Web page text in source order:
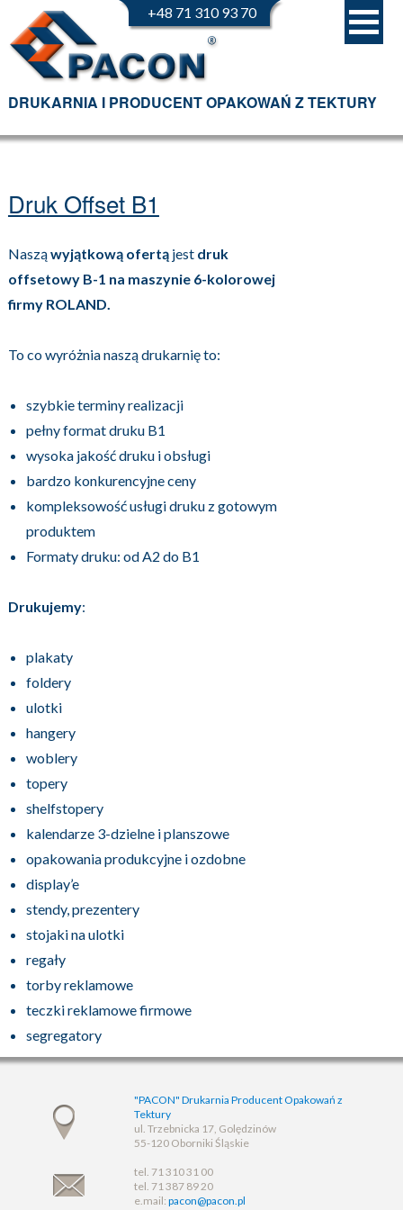
+48 71 310 93 70
DRUKARNIA I PRODUCENT OPAKOWAŃ Z TEKTURY
Druk Offset B1
Nasząwyjątkową ofertąjest druk
offsetowy B-1 na maszynie 6-kolorowej
firmy ROLAND.
To co wyróżnia naszą drukarnię to:
szybkie terminy realizacji
pełny format druku B1
wysoka jakość druku i obsługi
bardzo konkurencyjne ceny
kompleksowość usługi druku z gotowym
produktem
Formaty druku: od A2 do B1
Drukujemy:
plakaty
foldery
ulotki
hangery
woblery
topery
shelfstopery
kalendarze 3-dzielne i planszowe
opakowania produkcyjne i ozdobne
display’e
stendy, prezentery
stojaki na ulotki
regały
torby reklamowe
teczki reklamowe firmowe
segregatory
"PACON" Drukarnia Producent Opakowań z
Tektury
ul. Trzebnicka 17, Golędzinów
55-120 Oborniki Śląskie
tel. 71 310 31 00
tel. 71 387 89 20
e.mail: pacon@pacon.pl